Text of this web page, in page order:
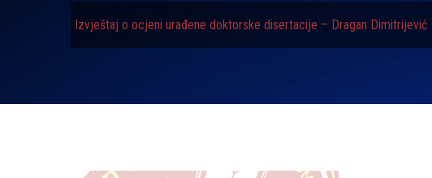
Izvještaj o ocjeni urađene doktorske disertacije – Dragan Dimitrijević